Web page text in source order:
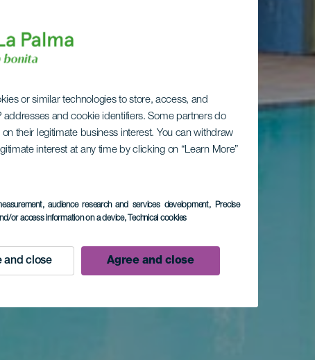
or similar technologies to store, access, and
and cookie identifiers. Some partners do
their legitimate business interest. You can withdraw
interest at any time by clicking on “Learn More”
audience research and services development, Precise
or access information on a device, Technical cookies
and close Agree and close